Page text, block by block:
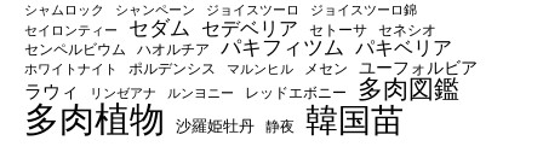
シャムロック シャンペーン ジョイスツーロ
ジョイスツーロ錦
セイロンティー
セダム セデベリア セトーサ
セネシオ
センペルビウム
ハオルチア パキフィツム パキベリア
ホワイトナイト ポルデンシス マルンヒル メセン
ユーフォルビア
ラウィ
リンゼアナ ルンヨニー レッドエボニー 多肉図鑑
多肉植物 沙羅姫牡丹 静夜 韓国苗